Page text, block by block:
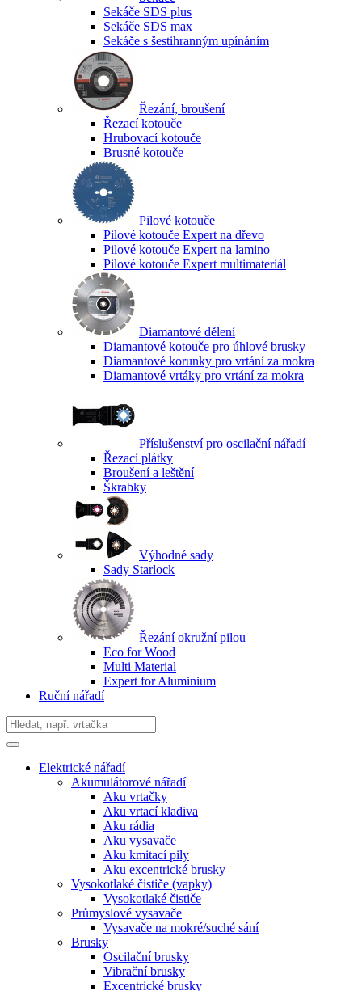
Sekáče SDS plus
Sekáče SDS max
Sekáče s šestihranným upínáním
Řezání, broušení
Řezací kotouče
Hrubovací kotouče
Brusné kotouče
Pilové kotouče
Pilové kotouče Expert na dřevo
Pilové kotouče Expert na lamino
Pilové kotouče Expert multimateriál
Diamantové dělení
Diamantové kotouče pro úhlové brusky
Diamantové korunky pro vrtání za mokra
Diamantové vrtáky pro vrtání za mokra
Příslušenství pro oscilační nářadí
Řezací plátky
Broušení a leštění
Škrabky
Výhodné sady
Sady Starlock
Řezání okružní pilou
Eco for Wood
Multi Material
Expert for Aluminium
Ruční nářadí
Elektrické nářadí
Akumulátorové nářadí
Aku vrtačky
Aku vrtací kladiva
Aku rádia
Aku vysavače
Aku kmitací pily
Aku excentrické brusky
Vysokotlaké čističe (vapky)
Vysokotlaké čističe
Průmyslové vysavače
Vysavače na mokré/suché sání
Brusky
Oscilační brusky
Vibrační brusky
Excentrické brusky